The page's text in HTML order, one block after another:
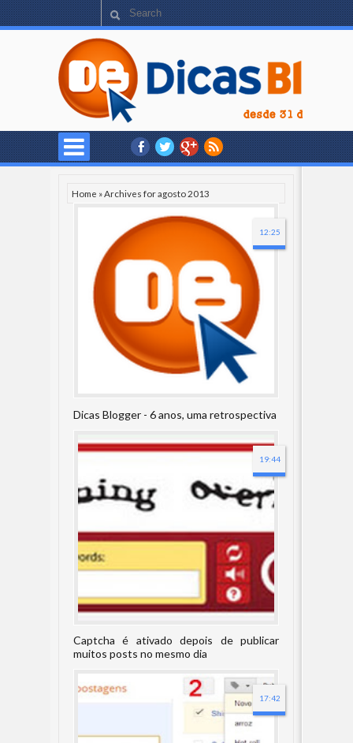
Home »Archives for agosto 2013
Dicas Blogger - 6 anos, uma retrospectiva
12:25
Captcha é ativado depois de publicar
muitos posts no mesmo dia
19:44
17:42